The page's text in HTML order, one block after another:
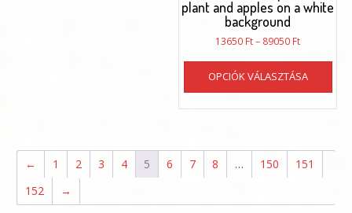
plant and apples on a white
background
13650 Ft– 89050 Ft
89050 Ft
OPCIÓK VÁLASZTÁSA
← 1 2 3 4 5 6 7 8 … 150
151
152
→